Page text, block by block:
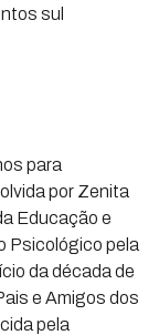
sul
para
por Zenita
Educação e
Psicológico pela
da década de
e Amigos dos
pela